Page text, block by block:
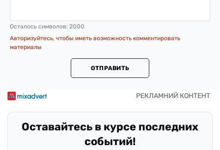
Осталось символов: 2000
Авторизуйтесь, чтобы иметь возможность комментировать
материалы
ОТПРАВИТЬ
Оставайтесь в курсе последних
событий!